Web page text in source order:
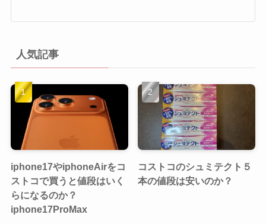
人気記事
iphone17やiphoneAirをコ
ストコで買うと値段はいく
らになるのか？
iphone17ProMax
コストコのシュミテクト５
本の値段は安いのか？